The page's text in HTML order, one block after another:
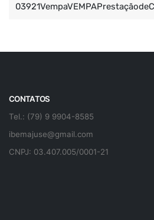
CONTATOS
Tel.: (79) 9 9904-8585
ibemajuse@gmail.com
CNPJ: 03.407.005/0001-21